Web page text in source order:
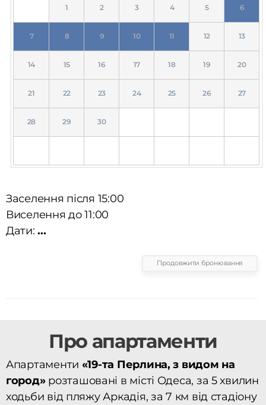
1 2 3 4 5 6
7 8 9 10 11 12 13
14 15 16 17 18 19 20
21 22 23 24 25 26 27
28 29 30
Заселення після 15:00
Виселення до 11:00
Дати:...
Продовжити бронювання
Про апартаменти
Апартаменти «19-та Перлина, з видом на
город»розташовані в місті Одеса, за 5 хвилин
ходьби від пляжу Аркадія, за 7 км від стадіону